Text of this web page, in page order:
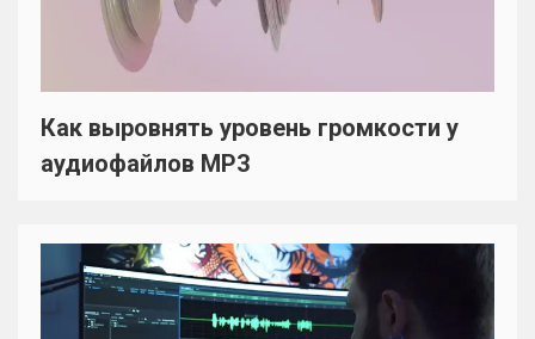
Как выровнять уровень громкости у
аудиофайлов MP3